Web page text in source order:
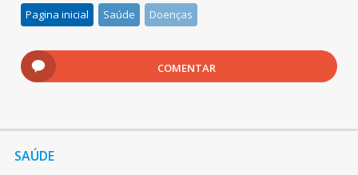
Pagina inicial Saúde Doenças
COMENTAR
SAÚDE